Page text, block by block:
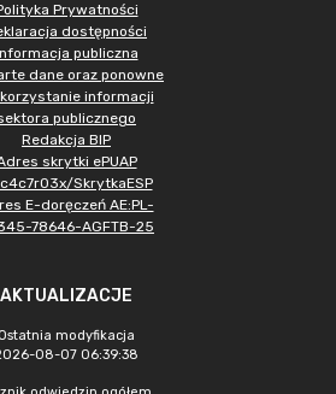
Prywatności
dostępności
publiczna
dane oraz ponowne
informacji
publicznego
Redakcja BIP
skrytki ePUAP
SkrytkaESP
E-doręczeń AE:PL-
78646-AGFTB-25
AKTUALIZACJE
Ostatnia modyfikacja
08-07 06:39:38